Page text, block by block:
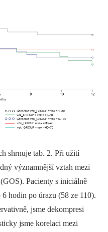
shrnuje tab. 2. Při užití
významnější vztah mezi
Pacienty s iniciálně
hodin po úrazu (58 ze 110).
jsme dekompresi
jsme korelaci mezi